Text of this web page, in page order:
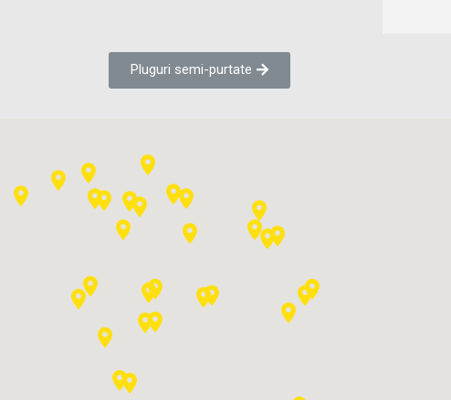
Pluguri semi-purtate